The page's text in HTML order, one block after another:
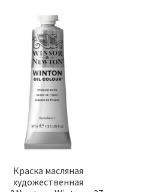
Краска масляная
художественная